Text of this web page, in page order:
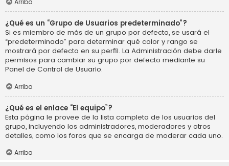
¿Qué es un “Grupo de Usuarios predeterminado”?
Si es miembro de más de un grupo por defecto, se usará el
“predeterminado” para determinar qué color y rango se
mostrará por defecto en su perfil. La Administración debe darle
permisos para cambiar su grupo por defecto mediante su
Panel de Control de Usuario.
Arriba
¿Qué es el enlace “El equipo”?
Esta página le provee de la lista completa de los usuarios del
grupo, incluyendo los administradores, moderadores y otros
detalles, como los foros que se encarga de moderar cada uno.
Arriba